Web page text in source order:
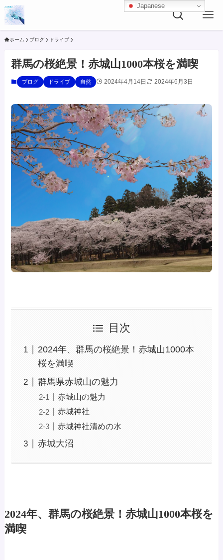
ホーム ブログ ドライブ
群馬の桜絶景！赤城山1000本桜を満喫
ブログ ドライブ 自然 2024年4月14日 2024年6月3日
目次
2024年、群馬の桜絶景！赤城山1000本
桜を満喫
群馬県赤城山の魅力
赤城山の魅力
赤城神社
赤城神社清めの水
赤城大沼
2024年、群馬の桜絶景！赤城山1000本桜を
満喫
Japanese